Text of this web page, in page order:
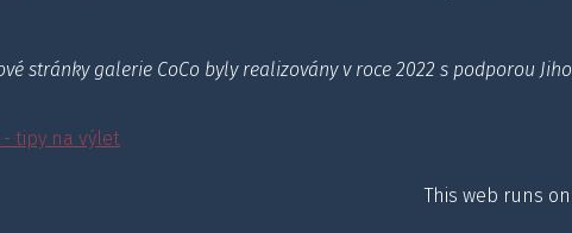
stránky galerie CoCo byly realizovány v roce 2022 s podporou
This web runs on